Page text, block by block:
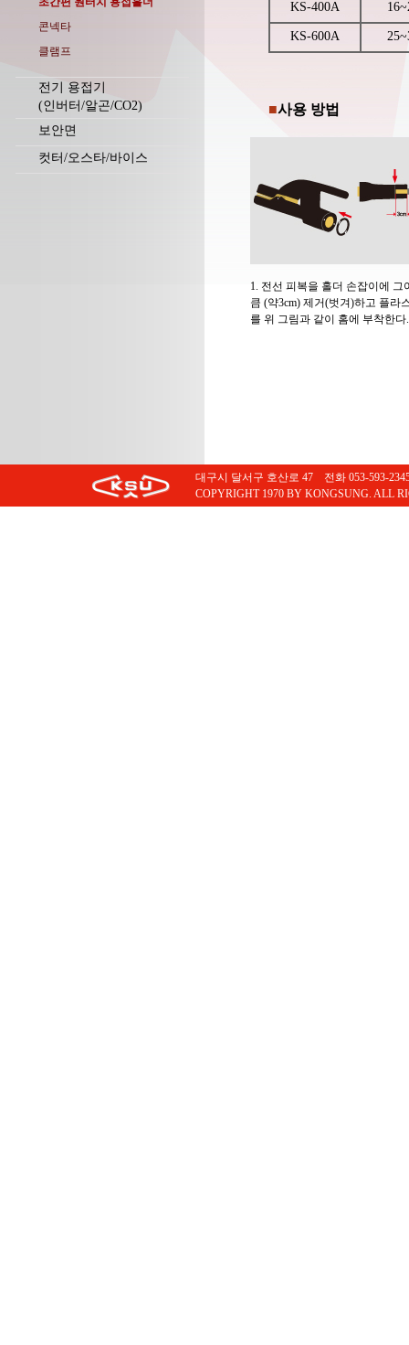
콘넥타
클램프
전기 용접기
(인버터/알곤/CO2)
보안면
컷터/오스타/바이스
KS-400A
KS-600A
■사용 방법
1. 전선 피복을 홀더 손잡이에 그
큼 (약3cm) 제거(벗겨)하고 플라
를 위 그림과 같이 홈에 부착한다.
대구시 달서구 호산로 47 전화 053-593-
COPYRIGHT 1970 BY KONGSUNG. ALL